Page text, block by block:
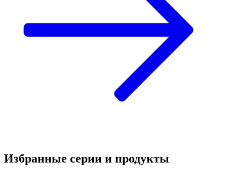
Избранные серии и продукты